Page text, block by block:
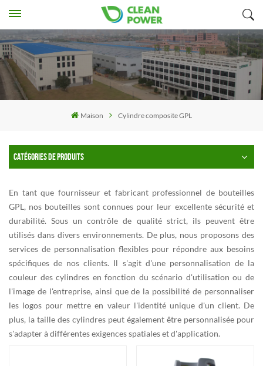
Maison Cylindre composite GPL
CATÉGORIES DE PRODUITS
En tant que fournisseur et fabricant professionnel de bouteilles
GPL, nos bouteilles sont connues pour leur excellente sécurité et
durabilité. Sous un contrôle de qualité strict, ils peuvent être
utilisés dans divers environnements. De plus, nous proposons des
services de personnalisation flexibles pour répondre aux besoins
spécifiques de nos clients. Il s'agit d'une personnalisation de la
couleur des cylindres en fonction du scénario d'utilisation ou de
l'image de l'entreprise, ainsi que de la possibilité de personnaliser
les logos pour mettre en valeur l'identité unique d'un client. De
plus, la taille des cylindres peut également être personnalisée pour
s'adapter à différentes exigences spatiales et d'application.